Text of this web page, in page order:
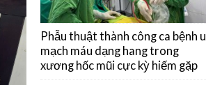
Phẫu thuật thành công ca bệnh u
mạch máu dạng hang trong
xương hốc mũi cực kỳ hiếm gặp